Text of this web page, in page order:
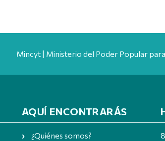
Mincyt | Ministerio del Poder Popular
AQUÍ ENCONTRARÁS
¿Quiénes somos?